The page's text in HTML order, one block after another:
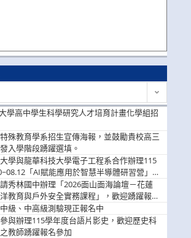
學高中學生科學研究人才培育計畫化學組招
殊教育學系招生宣傳海報，並鼓勵貴校高三
入學階段踴躍選填。
學與龍華科技大學電子工程系合作辦理115
「AI賦能應用於智慧半導體研習營」，
名參加
秀林國中辦理「2026面山面海論壇－花蓮
教育與戶外安全實務課程」，歡迎踴躍報名
中級、中高級測驗現正報名中
與辦理115學年度台語片影史，歡迎歷史科
教師踴躍報名參加